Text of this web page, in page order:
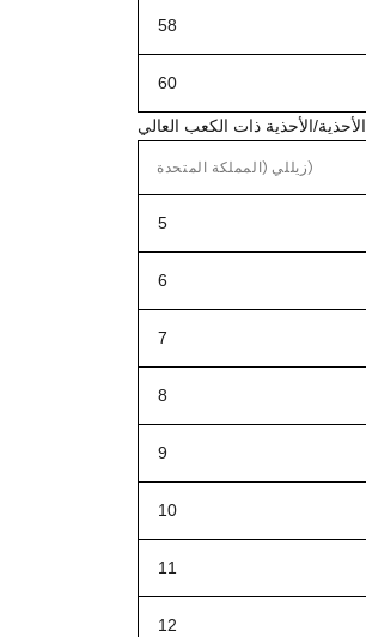
58
60
الأحذية/الأحذية ذات الكعب العالي
زيللي (المملكة المتحدة)
5
6
7
8
9
10
11
12